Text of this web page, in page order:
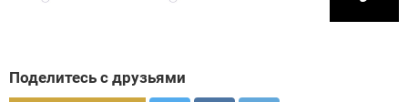
Поделитесь с друзьями